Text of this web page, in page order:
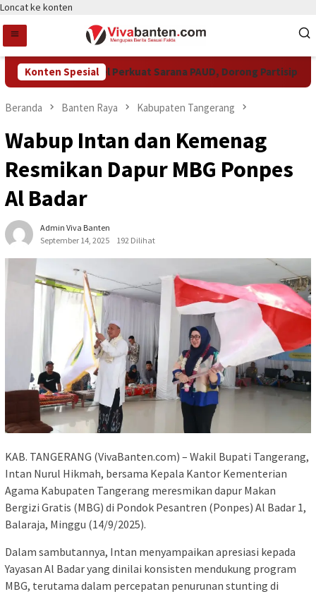
Loncat ke konten
Konten Spesial
Pemkot Tangsel Perkuat Sarana PAUD, Dorong Partisipasi
Beranda Banten Raya Kabupaten Tangerang
Wabup Intan dan Kemenag
Resmikan Dapur MBG Ponpes
Al Badar
Admin Viva Banten
September 14, 2025
192 Dilihat
KAB. TANGERANG (VivaBanten.com) – Wakil Bupati Tangerang,
Intan Nurul Hikmah, bersama Kepala Kantor Kementerian
Agama Kabupaten Tangerang meresmikan dapur Makan
Bergizi Gratis (MBG) di Pondok Pesantren (Ponpes) Al Badar 1,
Balaraja, Minggu (14/9/2025).
Dalam sambutannya, Intan menyampaikan apresiasi kepada
Yayasan Al Badar yang dinilai konsisten mendukung program
MBG, terutama dalam percepatan penurunan stunting di